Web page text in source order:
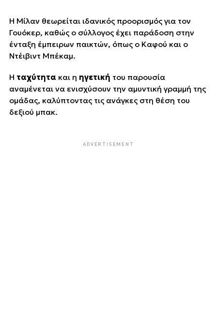
Η Μίλαν θεωρείται ιδανικός προορισμός για τον
Γουόκερ, καθώς ο σύλλογος έχει παράδοση στην
ένταξη έμπειρων παικτών, όπως ο Καφού και ο
Ντέιβιντ Μπέκαμ.
Η ταχύτητα και η ηγετική του παρουσία
αναμένεται να ενισχύσουν την αμυντική γραμμή της
ομάδας, καλύπτοντας τις ανάγκες στη θέση του
δεξιού μπακ.
ADVERTISEMENT